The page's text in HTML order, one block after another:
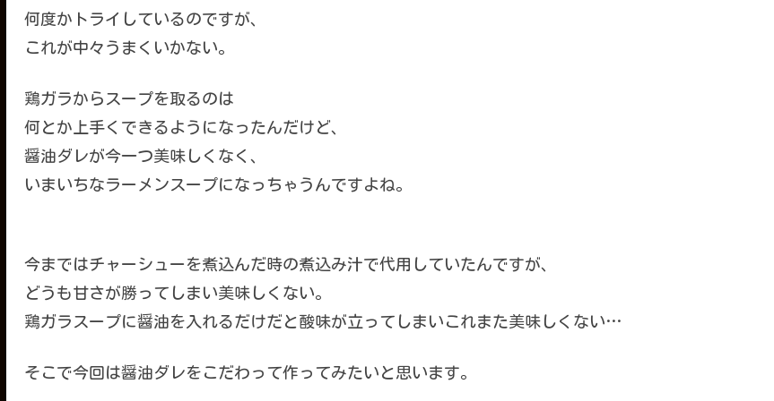
何度かトライしているのですが、
これが中々うまくいかない。
鶏ガラからスープを取るのは
何とか上手くできるようになったんだけど、
醤油ダレが今一つ美味しくなく、
いまいちなラーメンスープになっちゃうんですよね。
今まではチャーシューを煮込んだ時の煮込み汁で代用していたんですが、
どうも甘さが勝ってしまい美味しくない。
鶏ガラスープに醤油を入れるだけだと酸味が立ってしまいこれまた美味しくない…
そこで今回は醤油ダレをこだわって作ってみたいと思います。